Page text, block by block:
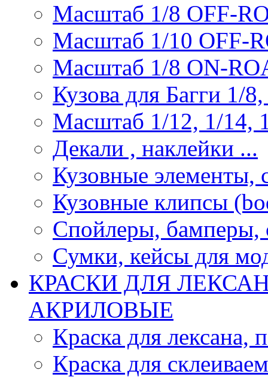
Масштаб 1/8 OFF-
Масштаб 1/10 OFF-
Масштаб 1/8 ON-
Кузова для Багги 1/
Масштаб 1/12, 1/14,
Декали , наклейки ...
Кузовные элементы,
Кузовные клипсы
Спойлеры, бамперы,
Сумки, кейсы для
КРАСКИ ДЛЯ
АКРИЛОВЫЕ
Краска для лексана,
Краска для